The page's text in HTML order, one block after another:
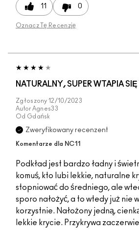
11 0
Oznacz Tę Recenzję
NATURALNY, SUPER WTAPIA
Zgłoszony 12/10/2023
Autor Agnes33
Od Gdańsk
Zweryfikowany recenzent
Komentarze dla NC11
Podkład jest bardzo ładny i
komuś, kto lubi lekkie, naturalne
stopniować do średniego, ale
sporo nałożyć, a to wtedy już nie
korzystnie. Nałożony jedną,
lekkie krycie. Przykrywa